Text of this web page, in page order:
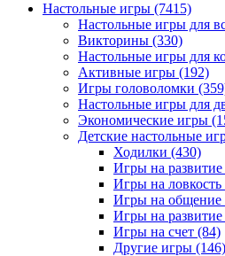
Настольные игры (7415)
Настольные игры для
Викторины (330)
Настольные игры для
Активные игры (192)
Игры головоломки
Настольные игры для
Экономические игры
Детские настольные
Ходилки (430)
Игры на
Игры на ловкость
Игры на общение
Игры на развитие
Игры на счет (84)
Другие игры (146)